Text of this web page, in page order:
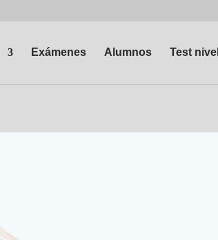
Exámenes Alumnos Test nivel